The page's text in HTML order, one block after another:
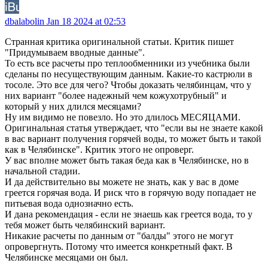
dbalabolin Jan 18 2024 at 02:53
Странная критика оригинальной статьи. Критик пишет
"Придумываем вводные данные".
То есть все расчеты про теплообменники из учебника были
сделаны по несуществующим данным. Какие-то кастрюли в
тосоле. Это все для чего? Чтобы доказать челябинцам, что у
них вариант "более надежный чем кожухотрубный" и
который у них длился месяцами?
Ну им видимо не повезло. Но это длилось МЕСЯЦАМИ.
Оригинальная статья утверждает, что "если вы не знаете какой
в вас вариант получения горячей воды, то может быть и такой
как в Челябинске". Критик этого не опроверг.
У вас вполне может быть такая беда как в Челябинске, но в
начальной стадии.
И да действительно вы можете не знать, как у вас в доме
греется горячая вода. И риск что в горячую воду попадает не
питьевая вода однозначно есть.
И дана рекомендация - если не знаешь как греется вода, то у
тебя может быть челябинский вариант.
Никакие расчеты по данным от "балды" этого не могут
опровергнуть. Потому что имеется конкретный факт. В
Челябинске месяцами он был.